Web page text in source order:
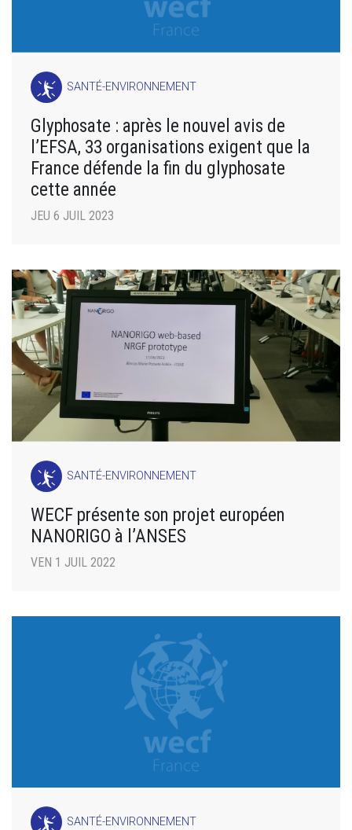
SANTÉ-ENVIRONNEMENT
Glyphosate : après le nouvel avis de
l’EFSA, 33 organisations exigent que la
France défende la fin du glyphosate
cette année
JEU 6 JUIL 2023
SANTÉ-ENVIRONNEMENT
WECF présente son projet européen
NANORIGO à l’ANSES
VEN 1 JUIL 2022
SANTÉ-ENVIRONNEMENT